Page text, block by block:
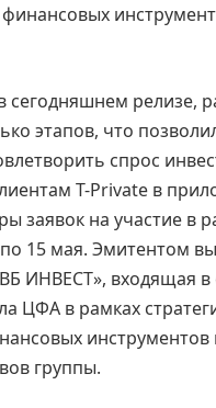
сегодняшнем релизе,
этапов, что
спрос
T-Private в
заявок на участие в
15 мая. Эмитентом
ИНВЕСТ», входящая в
ЦФА в рамках
инструментов
группы.